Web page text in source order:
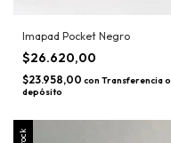
Imapad Pocket Negro
$26.620,00
$23.958,00 con Transferencia o
depósito